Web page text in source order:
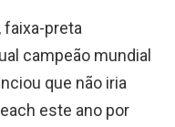
, faixa-preta
campeão mundial
que não iria
este ano por